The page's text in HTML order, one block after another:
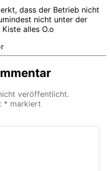
dass der Betrieb nicht
nicht unter der
alles O.o
veröffentlicht.
* markiert